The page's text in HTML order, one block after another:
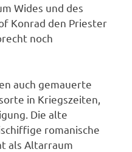
Wides und des
Konrad den Priester
noch
auch gemauerte
in Kriegszeiten,
Die alte
romanische
als Altarraum